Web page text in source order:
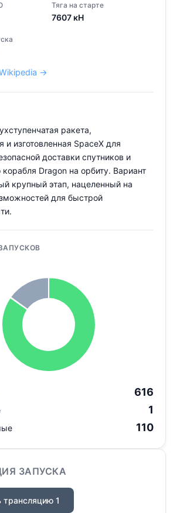
Тяга на старте
7607 кН
→
ракета,
и изготовленная SpaceX для
доставки спутников и
корабля Dragon на орбиту. Вариант
крупный этап, нацеленный на
для быстрой
616
1
110
ЗАПУСКА
1